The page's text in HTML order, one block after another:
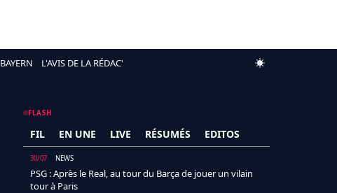
BAYERN L'AVIS DE LA RÉDAC'
FLASH
FIL EN UNE LIVE RÉSUMÉS EDITOS
30/07 NEWS
PSG : Après le Real, au tour du Barça de jouer un vilain
tour à Paris